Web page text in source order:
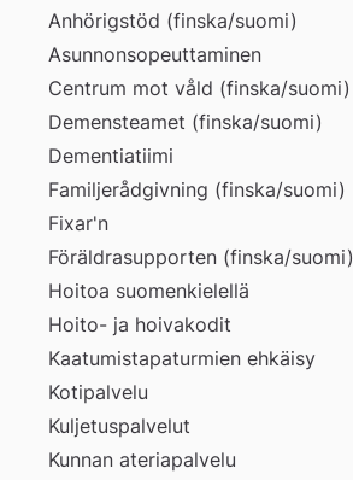
Anhörigstöd (finska/suomi)
Asunnonsopeuttaminen
Centrum mot våld (finska/suomi)
Demensteamet (finska/suomi)
Dementiatiimi
Familjerådgivning (finska/suomi)
Fixar'n
Föräldrasupporten (finska/suomi)
Hoitoa suomenkielellä
Hoito- ja hoivakodit
Kaatumistapaturmien ehkäisy
Kotipalvelu
Kuljetuspalvelut
Kunnan ateriapalvelu